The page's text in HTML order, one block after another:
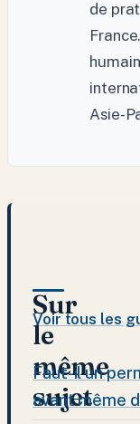
de
Asie-
Sur
le
même
sujet
Voir tous les
Faut-il un
avant même